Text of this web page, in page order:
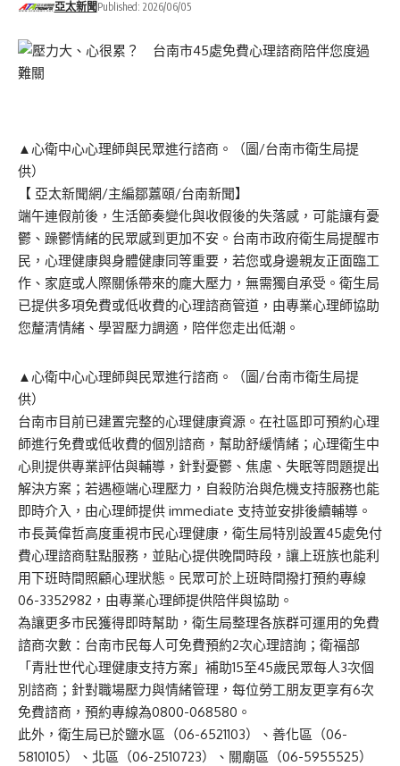
亞太新聞 Published: 2026/06/05
▲心衛中心心理師與民眾進行諮商。（圖/台南市衛生局提
供）
【 亞太新聞網/主編鄒䕒頤/台南新聞】
端午連假前後，生活節奏變化與收假後的失落感，可能讓有憂
鬱、躁鬱情緒的民眾感到更加不安。台南市政府衛生局提醒市
民，心理健康與身體健康同等重要，若您或身邊親友正面臨工
作、家庭或人際關係帶來的龐大壓力，無需獨自承受。衛生局
已提供多項免費或低收費的心理諮商管道，由專業心理師協助
您釐清情緒、學習壓力調適，陪伴您走出低潮。
▲心衛中心心理師與民眾進行諮商。（圖/台南市衛生局提
供）
台南市目前已建置完整的心理健康資源。在社區即可預約心理
師進行免費或低收費的個別諮商，幫助舒緩情緒；心理衛生中
心則提供專業評估與輔導，針對憂鬱、焦慮、失眠等問題提出
解決方案；若遇極端心理壓力，自殺防治與危機支持服務也能
即時介入，由心理師提供 immediate 支持並安排後續輔導。
市長黃偉哲高度重視市民心理健康，衛生局特別設置45處免付
費心理諮商駐點服務，並貼心提供晚間時段，讓上班族也能利
用下班時間照顧心理狀態。民眾可於上班時間撥打預約專線
06-3352982，由專業心理師提供陪伴與協助。
為讓更多市民獲得即時幫助，衛生局整理各族群可運用的免費
諮商次數：台南市民每人可免費預約2次心理諮詢；衛福部
「青壯世代心理健康支持方案」補助15至45歲民眾每人3次個
別諮商；針對職場壓力與情緒管理，每位勞工朋友更享有6次
免費諮商，預約專線為0800-068580。
此外，衛生局已於鹽水區（06-6521103）、善化區（06-
5810105）、北區（06-2510723）、關廟區（06-5955525）